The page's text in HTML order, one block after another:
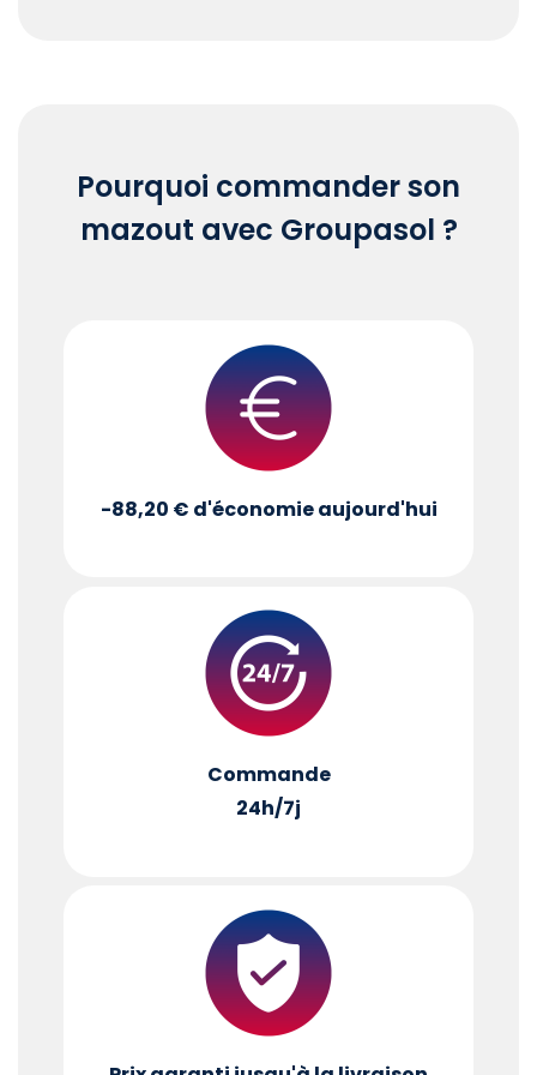
Pourquoi commander son
mazout avec Groupasol ?
-88,20 € d'économie aujourd'hui
Commande
24h/7j